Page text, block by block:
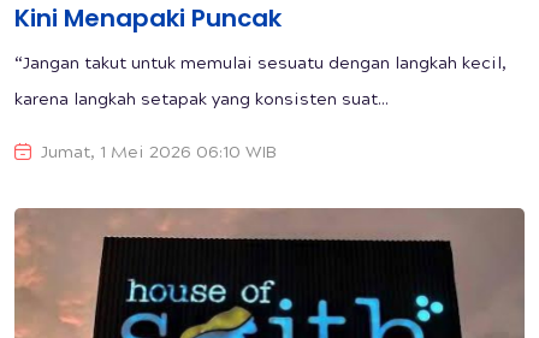
Kini Menapaki Puncak
“Jangan takut untuk memulai sesuatu dengan langkah kecil,
karena langkah setapak yang konsisten suat...
Jumat, 1 Mei 2026 06:10 WIB